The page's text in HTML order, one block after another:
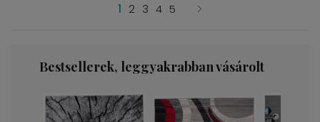
1 2 3 4 5
Bestsellerek, leggyakrabban vásárolt